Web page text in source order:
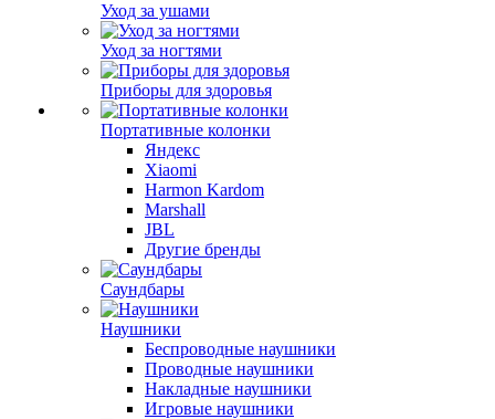
Уход за ушами
Уход за ногтями
Приборы для здоровья
Портативные колонки
Яндекс
Xiaomi
Harmon Kardom
Marshall
JBL
Другие бренды
Саундбары
Наушники
Беспроводные наушники
Проводные наушники
Накладные наушники
Игровые наушники